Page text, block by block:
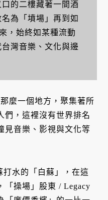
的二樓藏著一間酒
為「墳場」再到如
，始終如某種流動
灣音樂、文化與邊
麼一個地方，聚集著所
們，這裡沒有世界排名
見音樂、影視與文化等
打水的「白蘇」，在這
「操場」股東 / Legacy